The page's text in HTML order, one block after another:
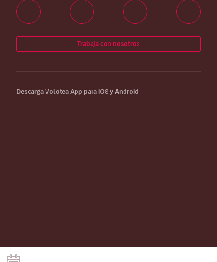
Trabaja con nosotros
Descarga Volotea App para iOS y Android